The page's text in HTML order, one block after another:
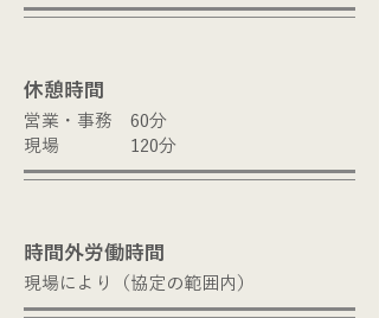
​休憩時間
営業・事務 60分
​現場 120分
​時間外労働時間
​現場により（協定の範囲内）